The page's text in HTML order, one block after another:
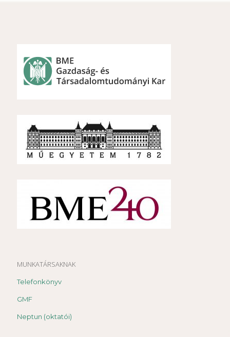
MUNKATÁRSAKNAK
Telefonkönyv
GMF
Neptun (oktatói)